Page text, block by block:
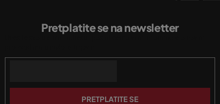
s
a
a
o
Pretplatite se na newsletter
PRETPLATITE SE